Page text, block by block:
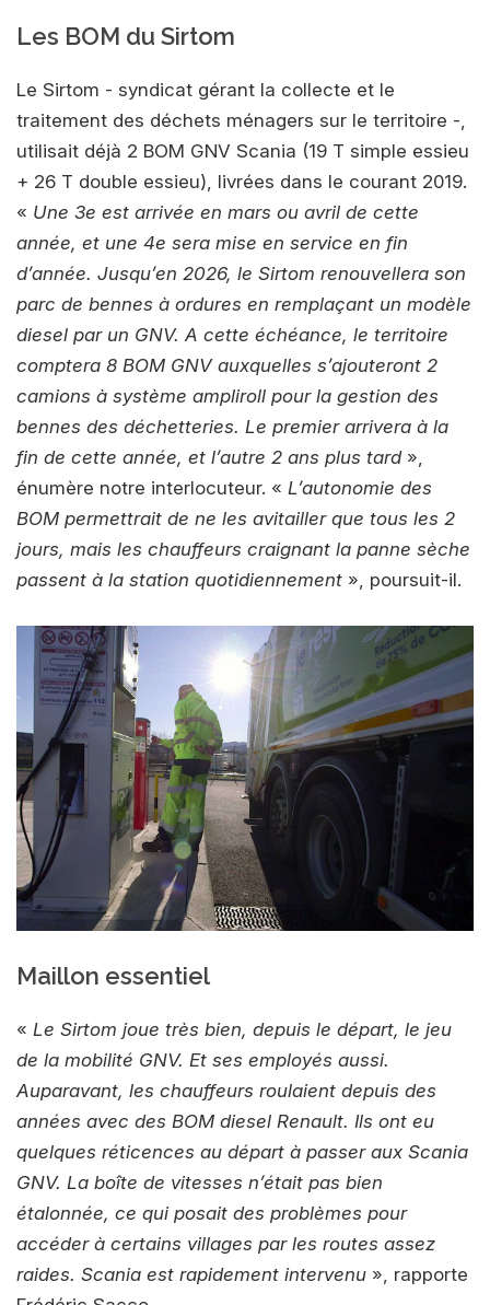
Les BOM du Sirtom
Le Sirtom - syndicat gérant la collecte et le
traitement des déchets ménagers sur le territoire -,
utilisait déjà 2 BOM GNV Scania (19 T simple essieu
+ 26 T double essieu), livrées dans le courant 2019.
« Une 3e est arrivée en mars ou avril de cette
année, et une 4e sera mise en service en fin
d’année. Jusqu’en 2026, le Sirtom renouvellera son
parc de bennes à ordures en remplaçant un modèle
diesel par un GNV. A cette échéance, le territoire
comptera 8 BOM GNV auxquelles s’ajouteront 2
camions à système ampliroll pour la gestion des
bennes des déchetteries. Le premier arrivera à la
fin de cette année, et l’autre 2 ans plus tard»,
énumère notre interlocuteur. « L’autonomie des
BOM permettrait de ne les avitailler que tous les 2
jours, mais les chauffeurs craignant la panne sèche
passent à la station quotidiennement », poursuit-il.
Maillon essentiel
« Le Sirtom joue très bien, depuis le départ, le jeu
de la mobilité GNV. Et ses employés aussi.
Auparavant, les chauffeurs roulaient depuis des
années avec des BOM diesel Renault. Ils ont eu
quelques réticences au départ à passer aux Scania
GNV. La boîte de vitesses n’était pas bien
étalonnée, ce qui posait des problèmes pour
accéder à certains villages par les routes assez
raides. Scania est rapidement intervenu », rapporte